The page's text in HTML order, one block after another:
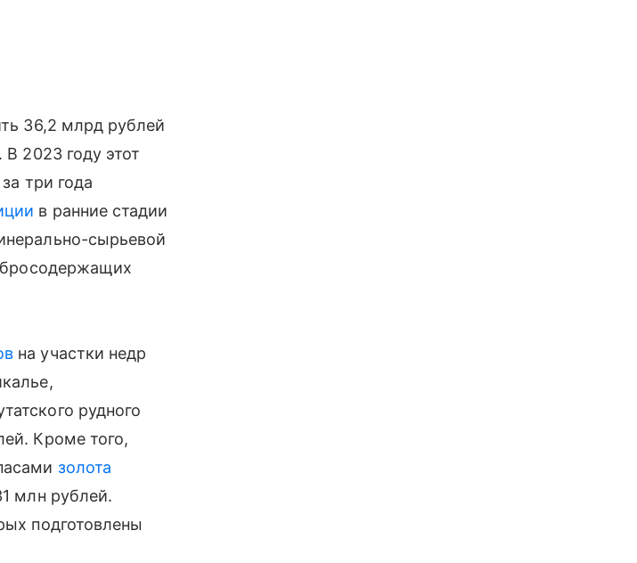
36,2 млрд рублей
2023 году этот
три года
в ранние стадии
сырьевой
на участки недр
рудного
Кроме того,
золота
млн рублей.
подготовлены